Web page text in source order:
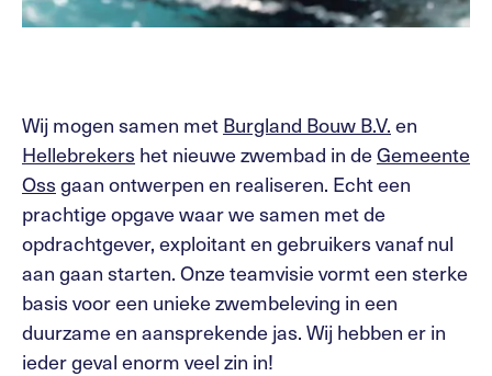
Wij mogen samen met Burgland Bouw B.V. en
Hellebrekers het nieuwe zwembad in deGemeente
Oss gaan ontwerpen en realiseren. Echt een
prachtige opgave waar we samen met de
opdrachtgever, exploitant en gebruikers vanaf nul
aan gaan starten. Onze teamvisie vormt een sterke
basis voor een unieke zwembeleving in een
duurzame en aansprekende jas. Wij hebben er in
ieder geval enorm veel zin in!